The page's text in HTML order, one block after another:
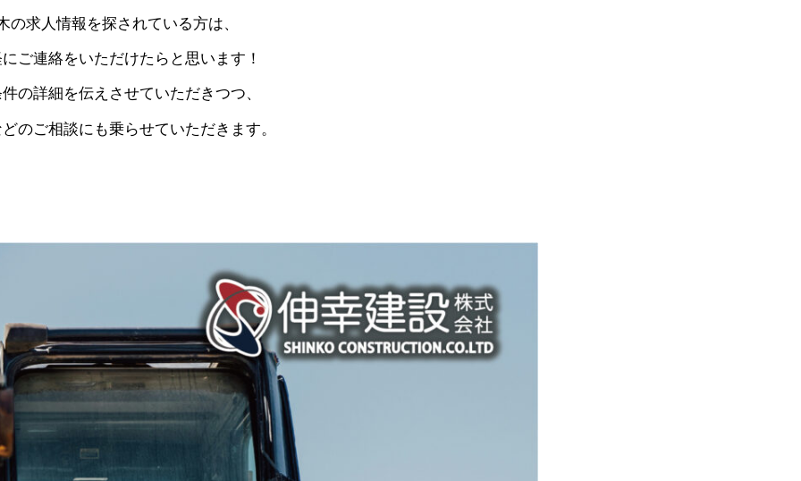
の求人情報を探されている方は、
ご連絡をいただけたらと思います！
の詳細を伝えさせていただきつつ、
のご相談にも乗らせていただきます。